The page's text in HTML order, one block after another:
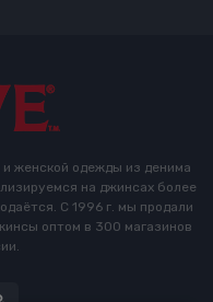
женской одежды из денима
на джинсах более
С 1996 г. мы продали
оптом в 300 магазинов